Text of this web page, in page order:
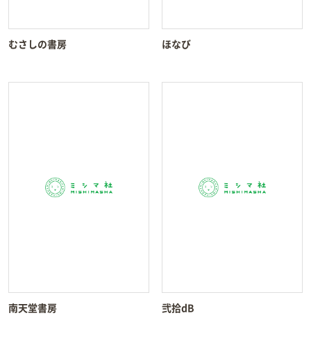
むさしの書房 ほなび
南天堂書房 弐拾dB